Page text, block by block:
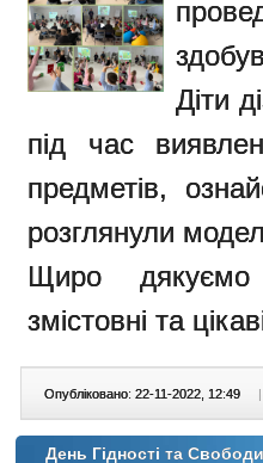
Діти
під час
предметів,
розглянули
Щиро
змістовні та
Опубліковано: 22-11-2022, 12:49 |
День Гідності та